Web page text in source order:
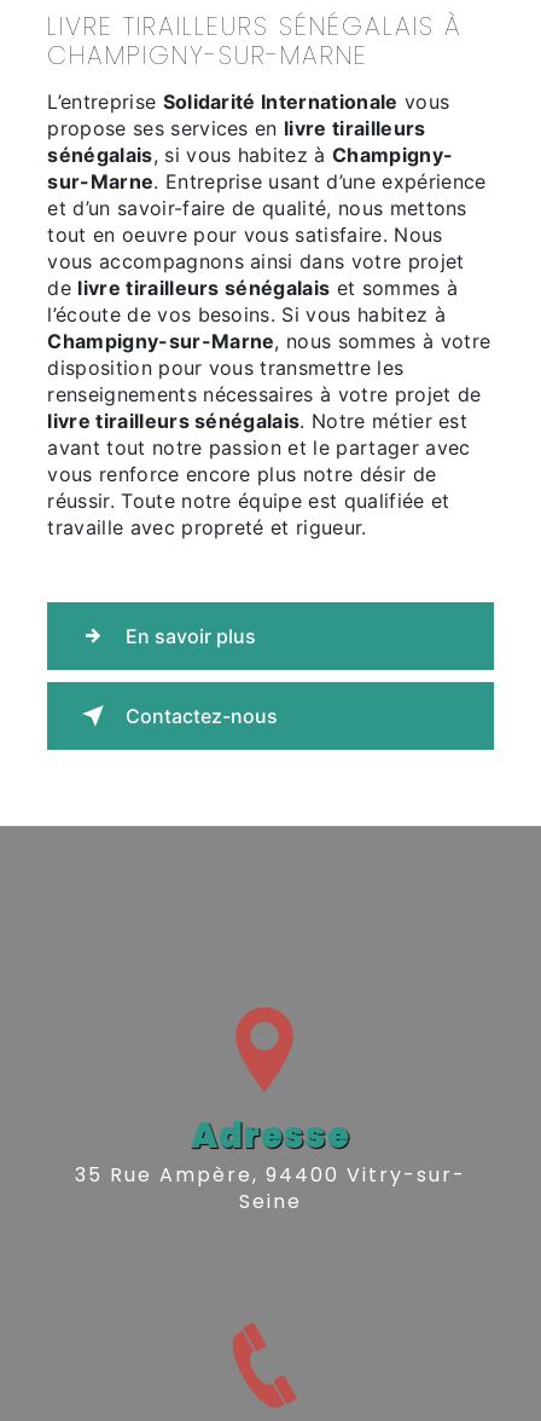
LIVRE TIRAILLEURS SÉNÉGALAIS À
CHAMPIGNY-SUR-MARNE
L’entreprise Solidarité Internationale vous
propose ses services en livre tirailleurs
sénégalais, si vous habitez à Champigny-
sur-Marne. Entreprise usant d’une expérience
et d’un savoir-faire de qualité, nous mettons
tout en oeuvre pour vous satisfaire. Nous
vous accompagnons ainsi dans votre projet
de livre tirailleurs sénégalais et sommes à
l’écoute de vos besoins. Si vous habitez à
Champigny-sur-Marne, nous sommes à votre
disposition pour vous transmettre les
renseignements nécessaires à votre projet de
livre tirailleurs sénégalais. Notre métier est
avant tout notre passion et le partager avec
vous renforce encore plus notre désir de
réussir. Toute notre équipe est qualifiée et
travaille avec propreté et rigueur.
En savoir plus
Contactez-nous
Adresse
35 Rue Ampère, 94400 Vitry-sur-
Seine